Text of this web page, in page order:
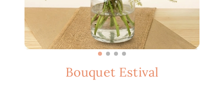
Bouquet Estival